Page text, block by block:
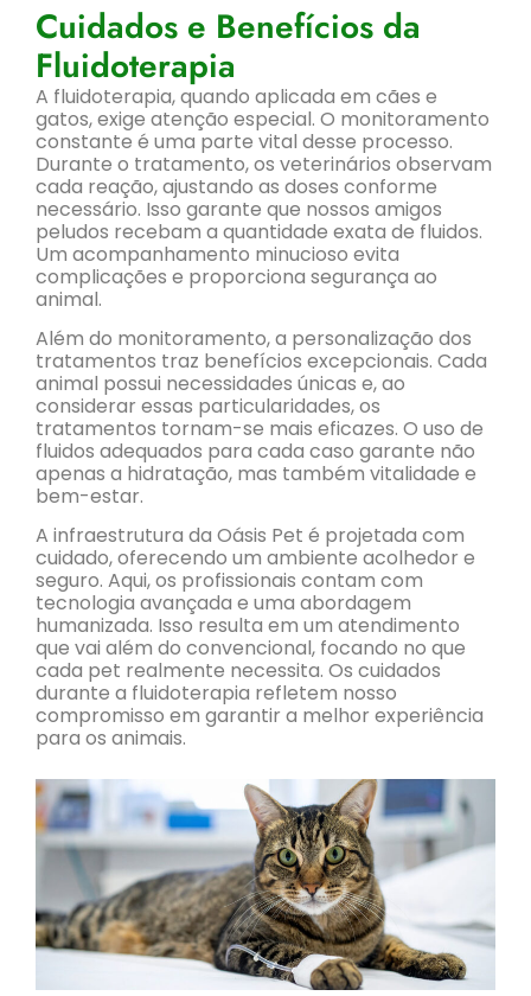
Cuidados e Benefícios da
Fluidoterapia
A fluidoterapia, quando aplicada em cães e
gatos, exige atenção especial. O monitoramento
constante é uma parte vital desse processo.
Durante o tratamento, os veterinários observam
cada reação, ajustando as doses conforme
necessário. Isso garante que nossos amigos
peludos recebam a quantidade exata de fluidos.
Um acompanhamento minucioso evita
complicações e proporciona segurança ao
animal.
Além do monitoramento, a personalização dos
tratamentos traz benefícios excepcionais. Cada
animal possui necessidades únicas e, ao
considerar essas particularidades, os
tratamentos tornam-se mais eficazes. O uso de
fluidos adequados para cada caso garante não
apenas a hidratação, mas também vitalidade e
bem-estar.
A infraestrutura da Oásis Pet é projetada com
cuidado, oferecendo um ambiente acolhedor e
seguro. Aqui, os profissionais contam com
tecnologia avançada e uma abordagem
humanizada. Isso resulta em um atendimento
que vai além do convencional, focando no que
cada pet realmente necessita. Os cuidados
durante a fluidoterapia refletem nosso
compromisso em garantir a melhor experiência
para os animais.